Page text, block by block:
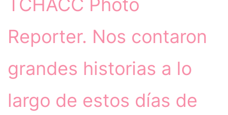
TCHACC Photo
Reporter. Nos contaron
grandes historias a lo
largo de estos días de